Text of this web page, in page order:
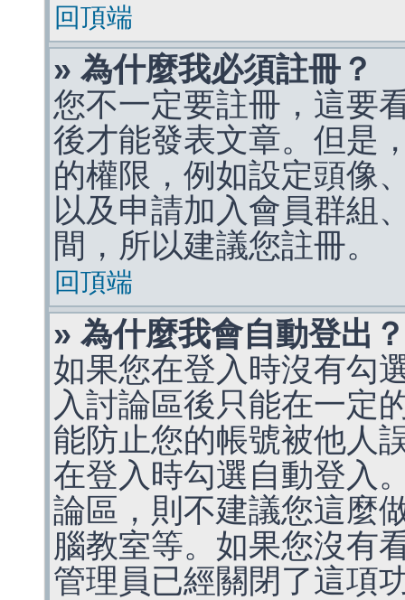
回頂端
» 為什麼我必須註冊？
您不一定要註冊，這要
後才能發表文章。但是
的權限，例如設定頭像
以及申請加入會員群組
間，所以建議您註冊。
回頂端
» 為什麼我會自動登出？
如果您在登入時沒有勾
入討論區後只能在一定
能防止您的帳號被他人
在登入時勾選自動登入
論區，則不建議您這麼
腦教室等。如果您沒有
管理員已經關閉了這項